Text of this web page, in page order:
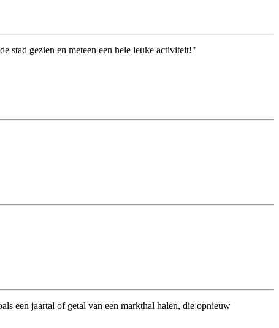
stad gezien en meteen een hele leuke activiteit!"
een jaartal of getal van een markthal halen, die opnieuw